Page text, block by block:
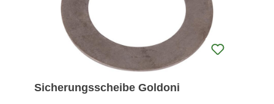
Sicherungsscheibe Goldoni